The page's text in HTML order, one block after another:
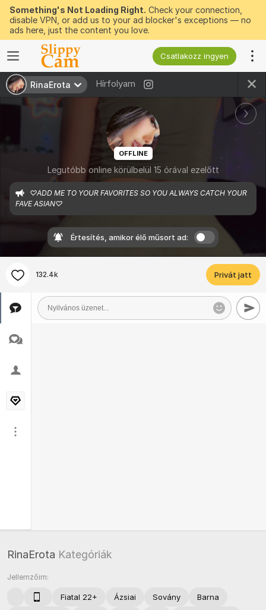
Something's Not Loading Right. Check your connection,
disable VPN, or add us to your ad blocker's exceptions — no
ads here, just the content you love.
Csatlakozz ingyen
RinaErota Hírfolyam
OFFLINE
Legutóbb online körülbelül 15 órával ezelőtt
♡ADD ME TO YOUR FAVORITES SO YOU ALWAYS CATCH YOUR
FAVE ASIAN♡
Értesítés, amikor élő műsort ad:
132.4k Privát jatt
RinaErota Kategóriák
Jellemzőim:
Fiatal 22+ Ázsiai Sovány
Barna